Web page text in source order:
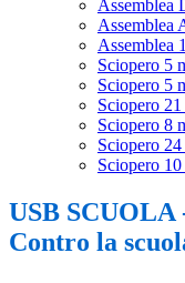
Assemblea
Assemblea
Assemblea
Sciopero 5
Sciopero 5
Sciopero
Sciopero 8
Sciopero
Sciopero
USB
Contro la